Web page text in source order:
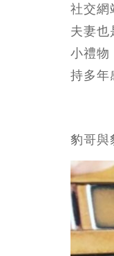
社交網
夫妻也
小禮物
持多年
豹哥與